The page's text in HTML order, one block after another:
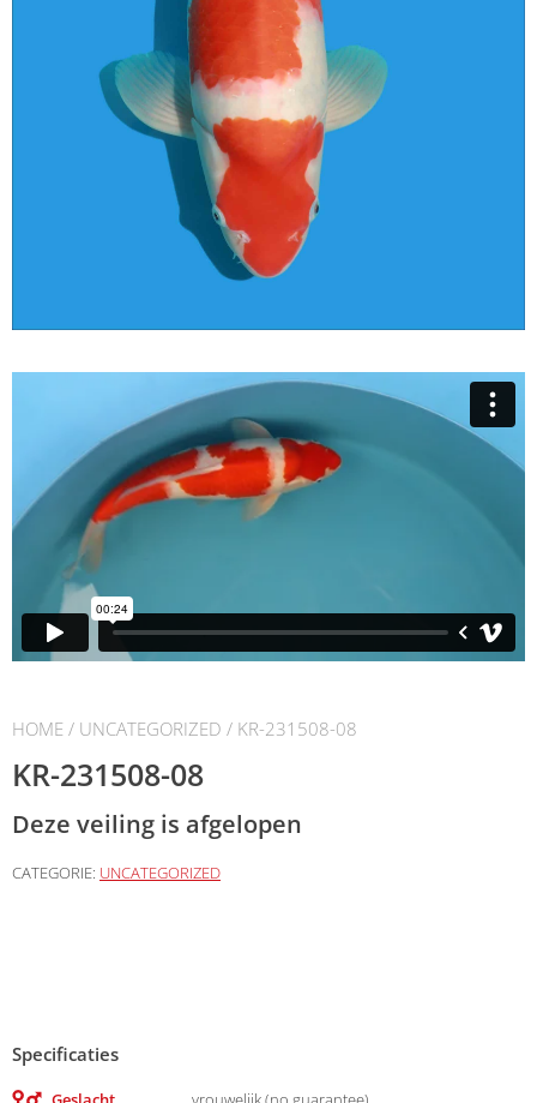
HOME / UNCATEGORIZED / KR-231508-08
KR-231508-08
Deze veiling is afgelopen
CATEGORIE: UNCATEGORIZED
Specificaties